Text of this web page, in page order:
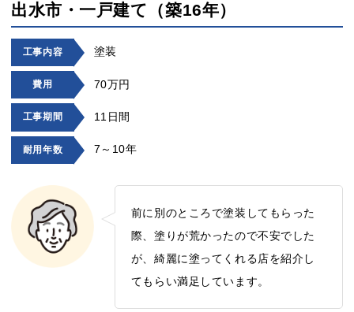
出水市・一戸建て（築16年）
工事内容 塗装
費用 70万円
工事期間 11日間
耐用年数 7～10年
前に別のところで塗装してもらった
際、塗りが荒かったので不安でした
が、綺麗に塗ってくれる店を紹介し
てもらい満足しています。